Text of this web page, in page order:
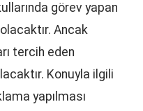
görev yapan
Ancak
tercih eden
Konuyla ilgili
yapılması